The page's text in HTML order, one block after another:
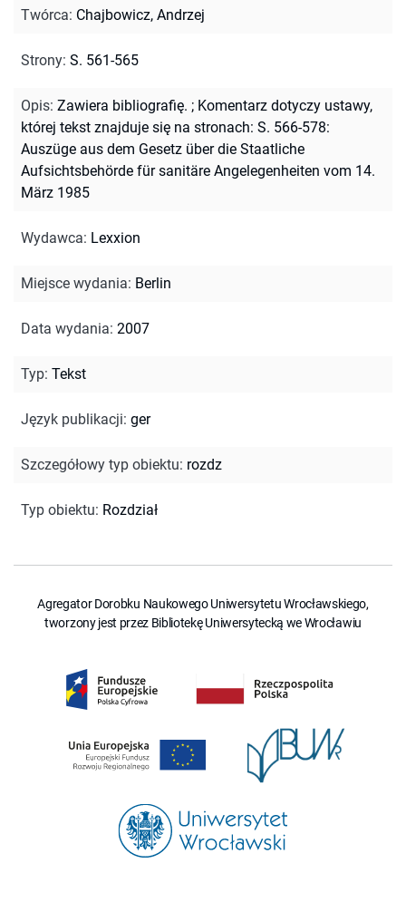
Twórca: Chajbowicz, Andrzej
Strony: S. 561-565
Opis: Zawiera bibliografię. ; Komentarz dotyczy ustawy,
której tekst znajduje się na stronach: S. 566-578:
Auszüge aus dem Gesetz über die Staatliche
Aufsichtsbehörde für sanitäre Angelegenheiten vom 14.
März 1985
Wydawca: Lexxion
Miejsce wydania: Berlin
Data wydania: 2007
Typ: Tekst
Język publikacji: ger
Szczegółowy typ obiektu: rozdz
Typ obiektu: Rozdział
Agregator Dorobku Naukowego Uniwersytetu Wrocławskiego,
tworzony jest przez Bibliotekę Uniwersytecką we Wrocławiu